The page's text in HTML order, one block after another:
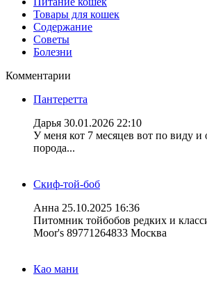
Товары для кошек
Содержание
Советы
Болезни
Комментарии
Пантеретта
Дарья 30.01.2026 22:10
У меня кот 7 месяцев вот по виду
порода...
Скиф-той-боб
Анна 25.10.2025 16:36
Питомник тойбобов редких и
Moor's 89771264833 Москва
Као мани